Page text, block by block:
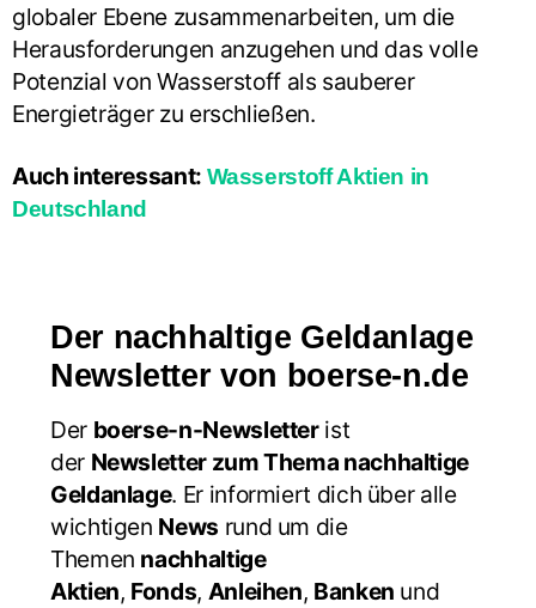
globaler Ebene zusammenarbeiten, um die
Herausforderungen anzugehen und das volle
Potenzial von Wasserstoff als sauberer
Energieträger zu erschließen.
Auch interessant: Wasserstoff Aktien in
Deutschland
Der nachhaltige Geldanlage
Newsletter von boerse-n.de
Der boerse-n-Newsletterist
der Newsletter zum Thema nachhaltige
Geldanlage. Er informiert dich über alle
wichtigen News rund um die
Themen nachhaltige
Aktien, Fonds, Anleihen, Banken und